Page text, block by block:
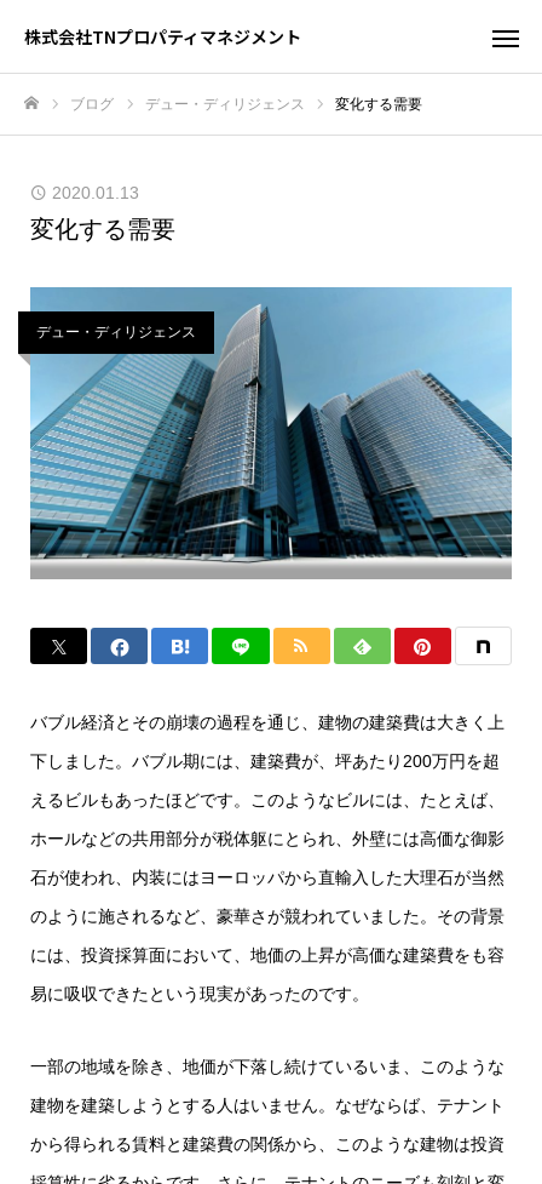
株式会社TNプロパティマネジメント
ブログ デュー・ディリジェンス 変化する需要
2020.01.13
変化する需要
デュー・ディリジェンス
バブル経済とその崩壊の過程を通じ、建物の建築費は大きく上
下しました。バブル期には、建築費が、坪あたり200万円を超
えるビルもあったほどです。このようなビルには、たとえば、
ホールなどの共用部分が税体躯にとられ、外壁には高価な御影
石が使われ、内装にはヨーロッパから直輸入した大理石が当然
のように施されるなど、豪華さが競われていました。その背景
には、投資採算面において、地価の上昇が高価な建築費をも容
易に吸収できたという現実があったのです。
一部の地域を除き、地価が下落し続けているいま、このような
建物を建築しようとする人はいません。なぜならば、テナント
から得られる賃料と建築費の関係から、このような建物は投資